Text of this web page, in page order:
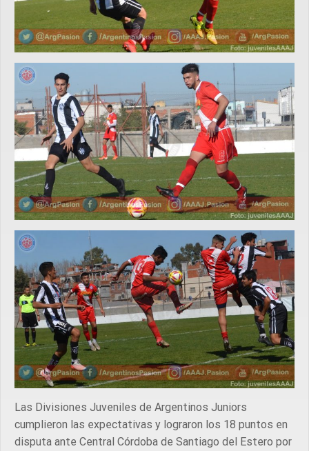
Las Divisiones Juveniles de Argentinos Juniors
cumplieron las expectativas y lograron los 18 puntos en
disputa ante Central Córdoba de Santiago del Estero por